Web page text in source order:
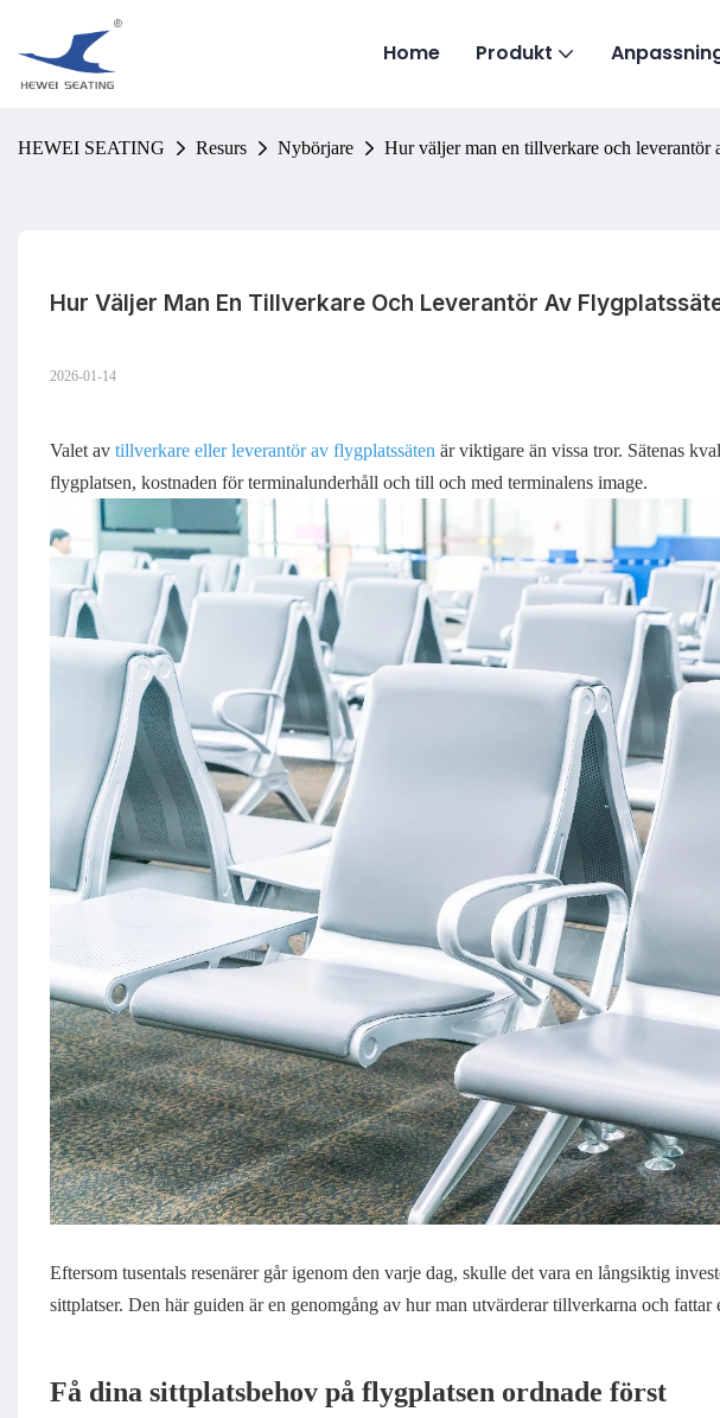
Home Produkt
HEWEI SEATING Resurs Nybörjare Hur väljer man en tillverkare och leverantör
Hur Väljer Man En Tillverkare Och Leverantör Av
2026-01-14
Valet av tillverkare eller leverantör av flygplatssätenär viktigare än vissa tror. Sätenas
flygplatsen, kostnaden för terminalunderhåll och till och med terminalens image.
Eftersom tusentals resenärer går igenom den varje dag, skulle det vara en långsiktig
sittplatser. Den här guiden är en genomgång av hur man utvärderar tillverkarna och
Få dina sittplatsbehov på flygplatsen ordnade först